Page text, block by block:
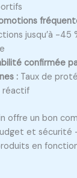
jusqu’à -45
confirmée
: Taux de
réactif
offre un bon
et sécurité
en